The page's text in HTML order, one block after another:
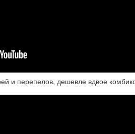
и перепелов, дешевле вдвое